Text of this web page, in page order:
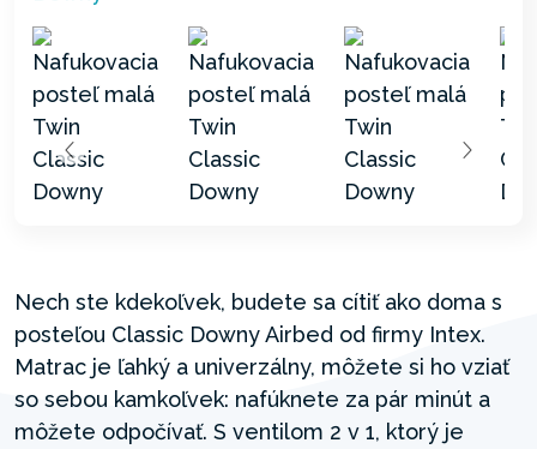
Nech ste kdekoľvek, budete sa cítiť ako doma s
posteľou Classic Downy Airbed od firmy Intex.
Matrac je ľahký a univerzálny, môžete si ho vziať
so sebou kamkoľvek: nafúknete za pár minút a
môžete odpočívať. S ventilom 2 v 1, ktorý je